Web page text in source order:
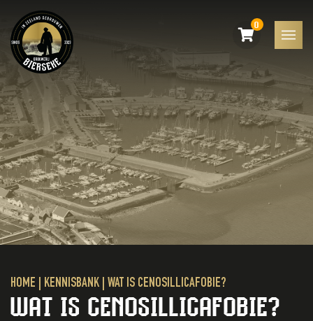
0
HOME KENNISBANK WAT IS CENOSILLICAFOBIE?
WAT IS CENOSILLICAFOBIE?